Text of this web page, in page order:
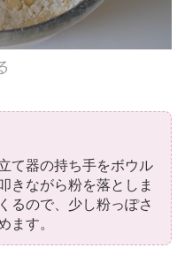
て器の持ち手をボウル
きながら粉を落としま
るので、少し粉っぽさ
ます。